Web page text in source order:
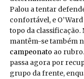
Palou a tentar
confortável, e
topo da
mantêm-se também
campeonato ao
passa agora por
grupo da frente,